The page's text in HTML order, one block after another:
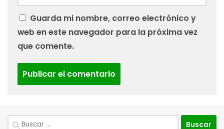
Guarda mi nombre, correo electrónico y
web en este navegador para la próxima vez
que comente.
Buscar: